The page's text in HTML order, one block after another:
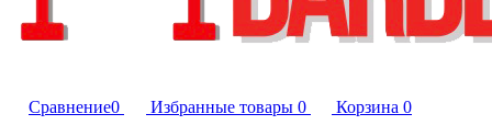
Сравнение0 Избранные товары 0 Корзина 0